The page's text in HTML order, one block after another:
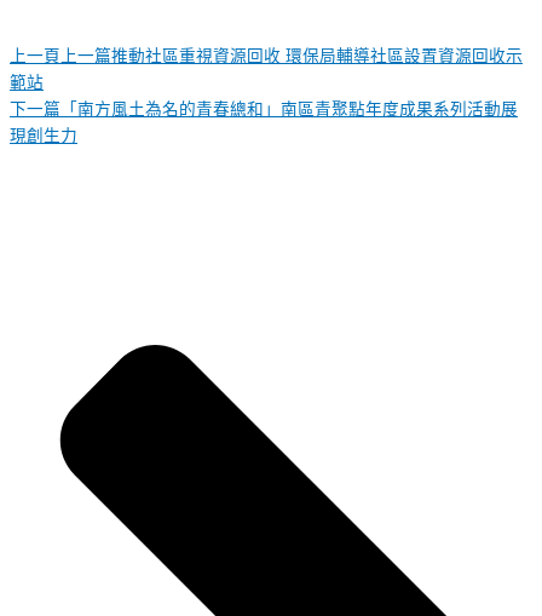
上一頁 上一篇推動社區重視資源回收 環保局輔導社區設置資源回收示
範站
下一篇 「南方風土為名的青春總和」南區青聚點年度成果系列活動展
現創生力